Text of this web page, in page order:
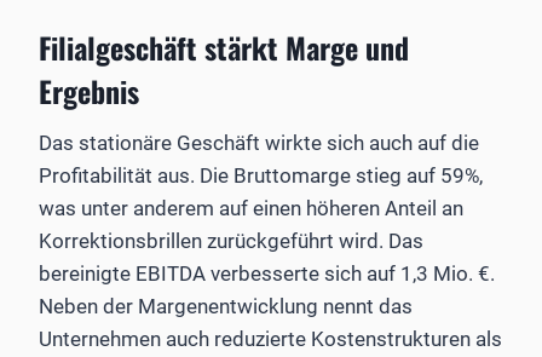
Filialgeschäft stärkt Marge und
Ergebnis
Das stationäre Geschäft wirkte sich auch auf die
Profitabilität aus. Die Bruttomarge stieg auf 59%,
was unter anderem auf einen höheren Anteil an
Korrektionsbrillen zurückgeführt wird. Das
bereinigte EBITDA verbesserte sich auf 1,3 Mio. €.
Neben der Margenentwicklung nennt das
Unternehmen auch reduzierte Kostenstrukturen als